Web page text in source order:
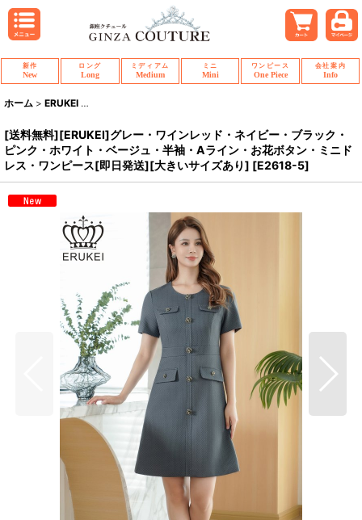
新作
New
ロング
Long
ミディアム
Medium
ミニ
Mini
ワンピース
One Piece
会社案内
Info
ホーム > ERUKEI >
[送料無料][ERUKEI]グレー・ワインレッド・ネイビー・ブラック・
ピンク・ホワイト・ベージュ・半袖・Aライン・お花ボタン・ミニド
レス・ワンピース[即日発送][大きいサイズあり] [E2618-5]